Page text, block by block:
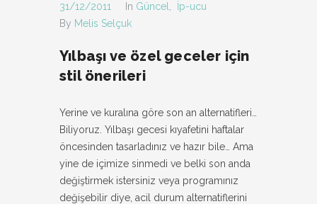
31/12/2011 In Güncel
İp-ucu
By Melis Selçuk
Yılbaşı ve özel geceler için
stil önerileri
Yerine ve kuralına göre son an alternatifleri…
Biliyoruz. Yılbaşı gecesi kıyafetini haftalar
öncesinden tasarladınız ve hazır bile… Ama
yine de içimize sinmedi ve belki son anda
değiştirmek istersiniz veya programınız
değişebilir diye, acil durum alternatiflerini